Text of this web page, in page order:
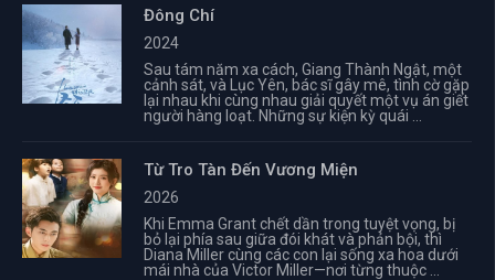
Đông Chí
2024
Sau tám năm xa cách, Giang Thành Ngật, một
cảnh sát, và Lục Yên, bác sĩ gây mê, tình cờ gặp
lại nhau khi cùng nhau giải quyết một vụ án giết
người hàng loạt. Những sự kiện kỳ quái ...
Từ Tro Tàn Đến Vương Miện
2026
Khi Emma Grant chết dần trong tuyệt vọng, bị
bỏ lại phía sau giữa đói khát và phản bội, thì
Diana Miller cùng các con lại sống xa hoa dưới
mái nhà của Victor Miller—nơi từng thuộc ...